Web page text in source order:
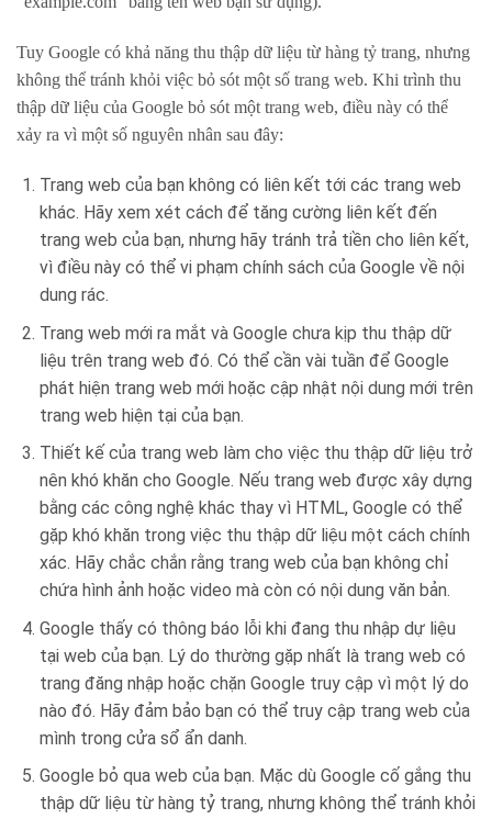
Tuy Google có khả năng thu thập dữ liệu từ hàng tỷ trang, nhưng
không thể tránh khỏi việc bỏ sót một số trang web. Khi trình thu
thập dữ liệu của Google bỏ sót một trang web, điều này có thể
xảy ra vì một số nguyên nhân sau đây:
Trang web của bạn không có liên kết tới các trang web
khác. Hãy xem xét cách để tăng cường liên kết đến
trang web của bạn, nhưng hãy tránh trả tiền cho liên kết,
vì điều này có thể vi phạm chính sách của Google về nội
dung rác.
Trang web mới ra mắt và Google chưa kịp thu thập dữ
liệu trên trang web đó. Có thể cần vài tuần để Google
phát hiện trang web mới hoặc cập nhật nội dung mới trên
trang web hiện tại của bạn.
Thiết kế của trang web làm cho việc thu thập dữ liệu trở
nên khó khăn cho Google. Nếu trang web được xây dựng
bằng các công nghệ khác thay vì HTML, Google có thể
gặp khó khăn trong việc thu thập dữ liệu một cách chính
xác. Hãy chắc chắn rằng trang web của bạn không chỉ
chứa hình ảnh hoặc video mà còn có nội dung văn bản.
Google thấy có thông báo lỗi khi đang thu nhập dự liệu
tại web của bạn. Lý do thường gặp nhất là trang web có
trang đăng nhập hoặc chặn Google truy cập vì một lý do
nào đó. Hãy đảm bảo bạn có thể truy cập trang web của
mình trong cửa sổ ẩn danh.
Google bỏ qua web của bạn. Mặc dù Google cố gắng thu
thập dữ liệu từ hàng tỷ trang, nhưng không thể tránh khỏi